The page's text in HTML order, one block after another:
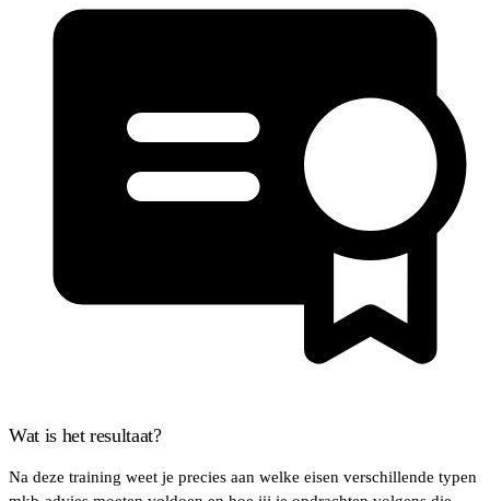
Wat is het resultaat?
Na deze training weet je precies aan welke eisen verschillende typen